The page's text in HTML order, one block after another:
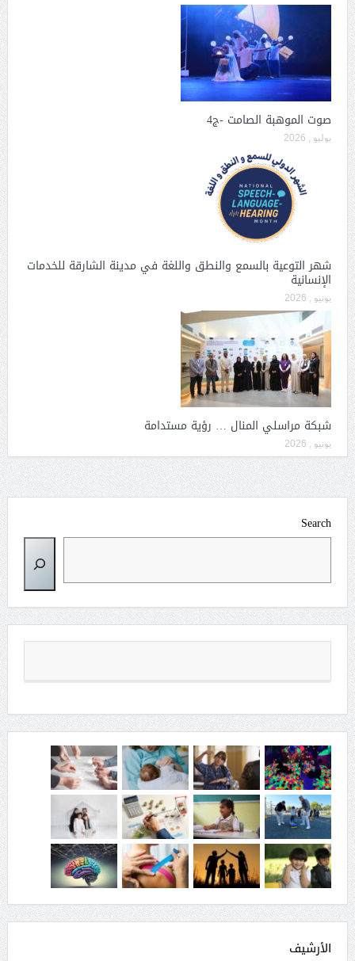
صوت الموهبة الصامت -ج4
يوليو , 2026
شهر التوعية بالسمع والنطق واللغة في مدينة الشارقة للخدمات
الإنسانية
يونيو , 2026
شبكة مراسلي المنال … رؤية مستدامة
يونيو , 2026
Search
الأرشيف